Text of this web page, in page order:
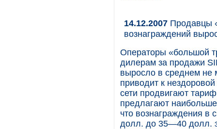
14.12.2007 Продавцы
вознаграждений
Операторы «большой
дилерам за продажи
выросло в среднем не
приводит к
сети продвигают
предлагают
что вознаграждения
долл. до 35—40 долл.